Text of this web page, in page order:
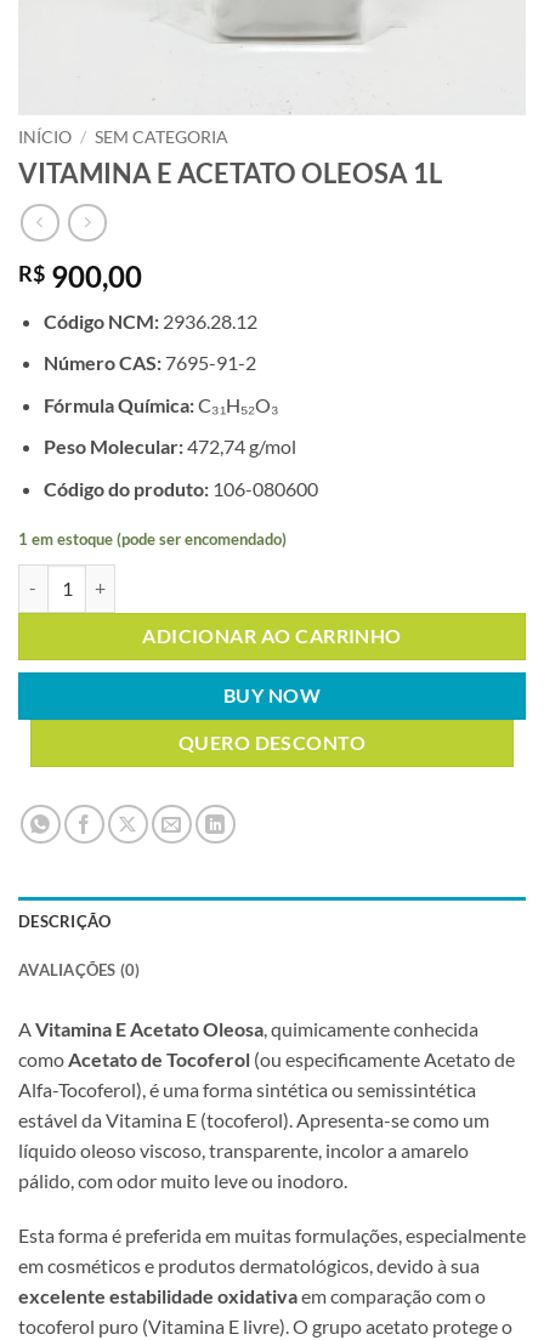
INÍCIO / SEM CATEGORIA
VITAMINA E ACETATO OLEOSA 1L
R$ 900,00
Código NCM:2936.28.12
Número CAS:7695-91-2
Fórmula Química:C₃₁H₅₂O₃
Peso Molecular:472,74 g/mol
Código do produto:106-080600
1 em estoque (pode ser encomendado)
ADICIONAR AO CARRINHO
BUY NOW
QUERO DESCONTO
DESCRIÇÃO
AVALIAÇÕES (0)
A Vitamina E Acetato Oleosa , quimicamente conhecida
como Acetato de Tocoferol (ou especificamente Acetato de
Alfa-Tocoferol), é uma forma sintética ou semissintética
estável da Vitamina E (tocoferol). Apresenta-se como um
líquido oleoso viscoso, transparente, incolor a amarelo
pálido, com odor muito leve ou inodoro.
Esta forma é preferida em muitas formulações, especialmente
em cosméticos e produtos dermatológicos, devido à sua
excelente estabilidade oxidativaem comparação com o
tocoferol puro (Vitamina E livre). O grupo acetato protege o